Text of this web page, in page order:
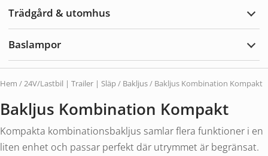
Trädgård & utomhus
Baslampor
Hem /24V/Lastbil | Trailer | Släp/ Bakljus/ Bakljus Kombination Kompakt
Bakljus Kombination Kompakt
Kompakta kombinationsbakljus samlar flera funktioner i en
liten enhet och passar perfekt där utrymmet är begränsat.